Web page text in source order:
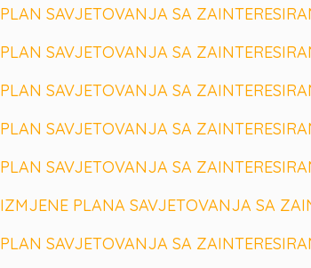
PLAN SAVJETOVANJA SA
PLAN SAVJETOVANJA SA
PLAN SAVJETOVANJA SA
PLAN SAVJETOVANJA SA
PLAN SAVJETOVANJA SA
IZMJENE PLANA SAVJETOVANJA SA
PLAN SAVJETOVANJA SA